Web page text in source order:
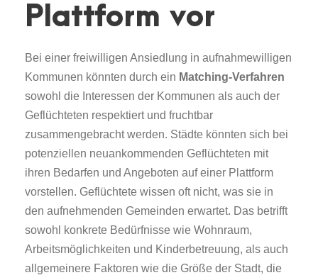
Plattform vor
Bei einer freiwilligen Ansiedlung in aufnahmewilligen
Kommunen könnten durch ein Matching-Verfahren
sowohl die Interessen der Kommunen als auch der
Geflüchteten respektiert und fruchtbar
zusammengebracht werden. Städte könnten sich bei
potenziellen neuankommenden Geflüchteten mit
ihren Bedarfen und Angeboten auf einer Plattform
vorstellen. Geflüchtete wissen oft nicht, was sie in
den aufnehmenden Gemeinden erwartet. Das betrifft
sowohl konkrete Bedürfnisse wie Wohnraum,
Arbeitsmöglichkeiten und Kinderbetreuung, als auch
allgemeinere Faktoren wie die Größe der Stadt, die